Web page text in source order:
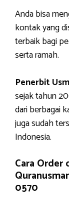
Anda bisa
kontak yang
terbaik bagi
serta ramah.
Penerbit
sejak tahun
dari berbagai
juga sudah
Indonesia.
Cara Order
0570